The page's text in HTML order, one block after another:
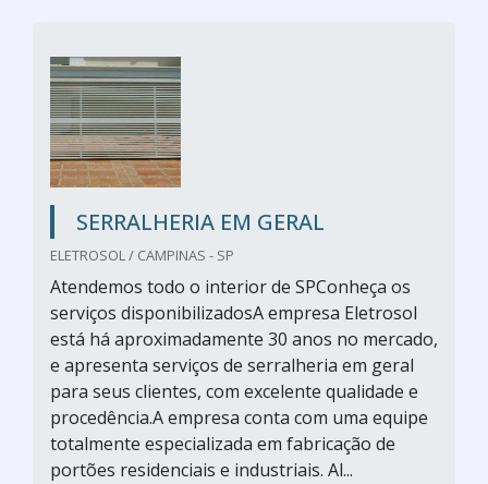
SERRALHERIA EM GERAL
ELETROSOL / CAMPINAS - SP
Atendemos todo o interior de SPConheça os
serviços disponibilizadosA empresa Eletrosol
está há aproximadamente 30 anos no mercado,
e apresenta serviços de serralheria em geral
para seus clientes, com excelente qualidade e
procedência.A empresa conta com uma equipe
totalmente especializada em fabricação de
portões residenciais e industriais. Al...